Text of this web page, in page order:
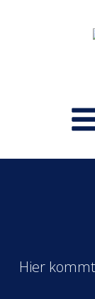
Hier